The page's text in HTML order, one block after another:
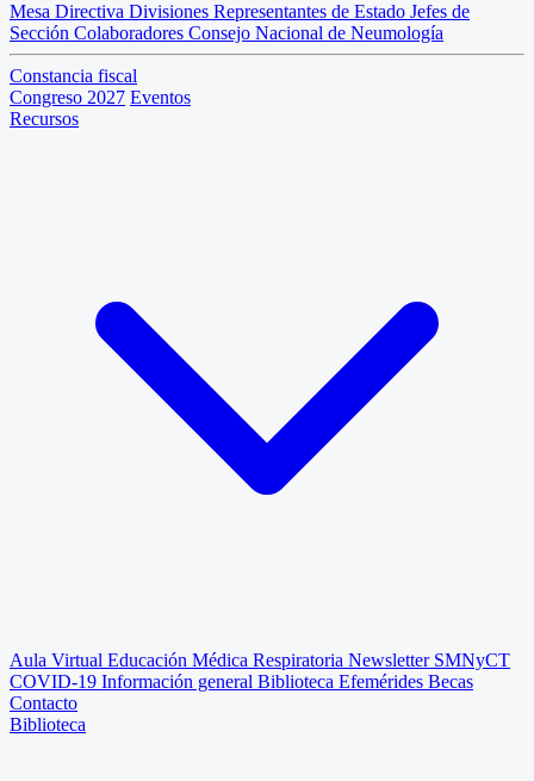
Mesa Directiva Divisiones Representantes de Estado Jefes de
Sección Colaboradores Consejo Nacional de Neumología
Constancia fiscal
Congreso 2027 Eventos
Recursos
Aula Virtual Educación Médica Respiratoria Newsletter SMNyCT
COVID-19 Información general Biblioteca Efemérides Becas
Contacto
Biblioteca